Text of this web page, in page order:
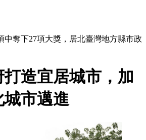
中奪下27項大獎，居北臺灣地方縣市政
造宜居城市，加
市邁進